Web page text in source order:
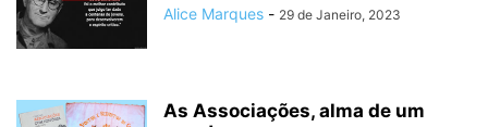
Alice Marques - 29 de Janeiro, 2023
As Associações, alma de um